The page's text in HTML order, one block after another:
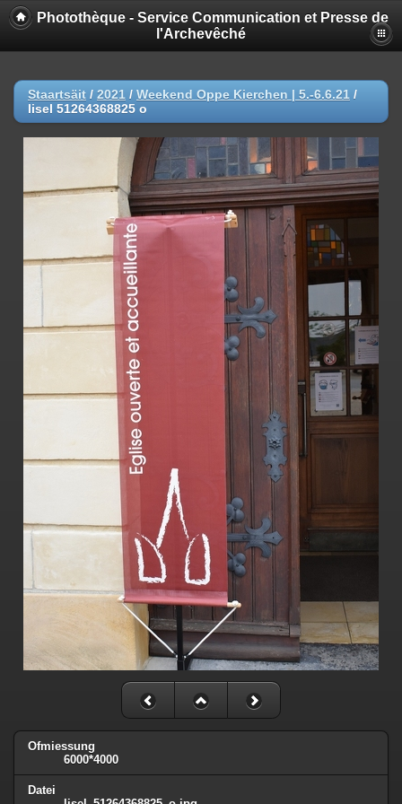
Photothèque - Service Communication et Presse de
l'Archevêché
Staartsäit / 2021 / Weekend Oppe Kierchen | 5.-6.6.21 /
lisel 51264368825 o
Ofmiessung
6000*4000
Datei